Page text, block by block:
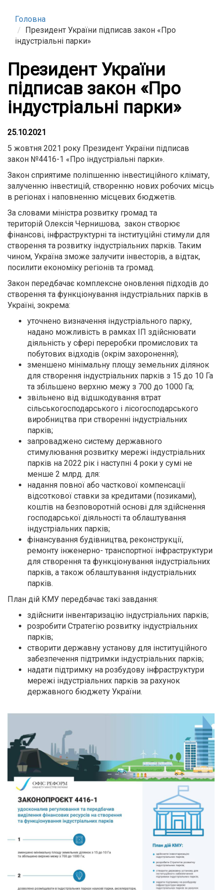
Головна
Президент України підписав закон «Про
індустріальні парки»
Президент України
підписав закон «Про
індустріальні парки»
25.10.2021
5 жовтня 2021 року Президент України підписав
закон №4416-1 «Про індустріальні парки».
Закон сприятиме поліпшенню інвестиційного клімату,
залученню інвестицій, створенню нових робочих місць
в регіонах і наповненню місцевих бюджетів.
За словами міністра розвитку громад та
територій Олексія Чернишова, закон створює
фінансові, інфраструктурні та інституційні стимули для
створення та розвитку індустріальних парків. Таким
чином, Україна зможе залучити інвесторів, а відтак,
посилити економіку регіонів та громад.
Закон передбачає комплексне оновлення підходів до
створення та функціонування індустріальних парків в
Україні, зокрема:
уточнено визначення індустріального парку,
надано можливість в рамках ІП здійснювати
діяльність у сфері переробки промислових та
побутових відходів (окрім захоронення);
зменшено мінімальну площу земельних ділянок
для створення індустріальних парків з 15 до 10 Га
та збільшено верхню межу з 700 до 1000 Га;
звільнено від відшкодування втрат
сільськогосподарського і лісогосподарського
виробництва при створенні індустріальних
парків;
запроваджено систему державного
стимулювання розвитку мережі індустріальних
парків на 2022 рік і наступні 4 роки у сумі не
менше 2 млрд. для:
надання повної або часткової компенсації
відсоткової ставки за кредитами (позиками),
коштів на безповоротній основі для здійснення
господарської діяльності та облаштування
індустріальних парків;
фінансування будівництва, реконструкції,
ремонту інженерно- транспортної інфраструктури
для створення та функціонування індустріальних
парків, а також облаштування індустріальних
парків.
План дій КМУ передбачає такі завдання:
здійснити інвентаризацію індустріальних парків;
розробити Стратегію розвитку індустріальних
парків;
створити державну установу для інституційного
забезпечення підтримки індустріальних парків;
надати підтримку на розбудову інфраструктури
мережі індустріальних парків за рахунок
державного бюджету України.